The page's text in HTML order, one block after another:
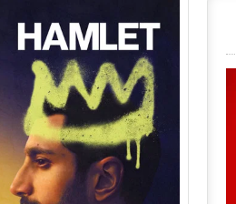
Hamlet Torrent (2026) WEB-
DL 1080p Dual Áudio